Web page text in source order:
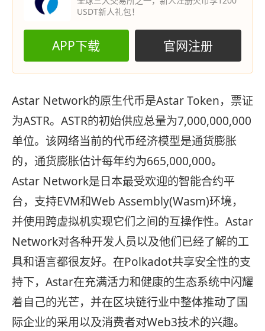
USDT新人礼包！
APP下载 官网注册
Astar Network的原生代币是Astar Token，票证
为ASTR。ASTR的初始供应总量为7,000,000,000
单位。该网络当前的代币经济模型是通货膨胀
的，通货膨胀估计每年约为665,000,000。
Astar Network是日本最受欢迎的智能合约平
台，支持EVM和Web Assembly(Wasm)环境，
并使用跨虚拟机实现它们之间的互操作性。Astar
Network对各种开发人员以及他们已经了解的工
具和语言都很友好。在Polkadot共享安全性的支
持下，Astar在充满活力和健康的生态系统中闪耀
着自己的光芒，并在区块链行业中整体推动了国
际企业的采用以及消费者对Web3技术的兴趣。